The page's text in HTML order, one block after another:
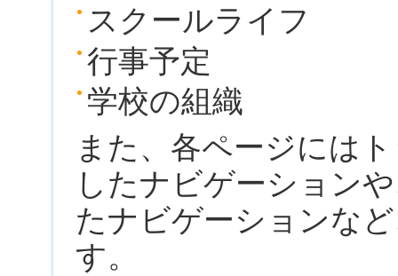
スクールライフ
行事予定
学校の組織
また、各ページには
したナビゲーション
たナビゲーションな
す。